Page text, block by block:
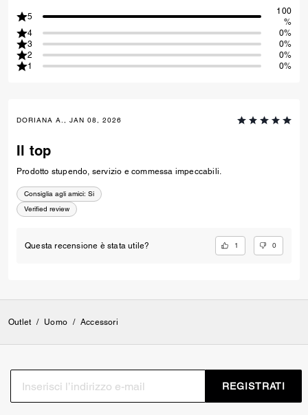
5
100
%
4
0%
3
0%
2
0%
1
0%
DORIANA A., JAN 08, 2026
Il top
Prodotto stupendo, servizio e commessa impeccabili.
Consiglia agli amici: Si
Verified review
Questa recensione è stata utile? 1 0
Outlet / Uomo / Accessori
REGISTRATI